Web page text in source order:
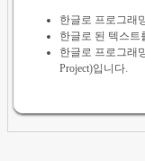
한글로 프로그래
한글로 된 텍스트
한글로 프로그래
Project)입니다.